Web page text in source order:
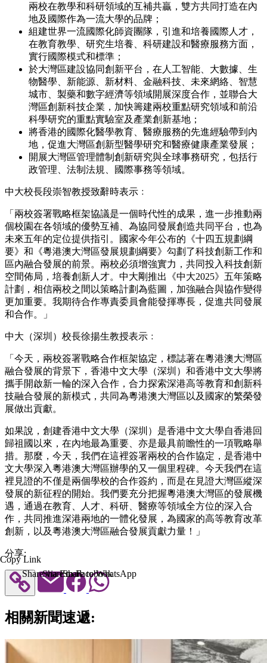
兩校在教學和科研領域的互補共贏，雙方共同打造在內
地及國際作為一流大學的品牌；
組建世界一流國際化師資團隊，引進和培養國際人才，
在教育教學、研究生培養、科研建設和醫療服務方面，
實行國際模式和標準；
於大灣區建設協同創新平台，在人工智能、大數據、生
物醫學、新能源、新材料、金融科技、未來網絡、智慧
城市、製藥和數字經濟等領域開展深度合作，並聯合大
灣區創新科技企業，加快籌建兩校重點研究領域和前沿
科學研究的重點實驗室及產業創新基地；
將香港的國際化醫學教育、醫療服務的先進經驗帶到內
地，促進大灣區創新型醫學研究和醫療健康產業發展；
開展大灣區管理體制創新研究與全球事務研究，包括行
政管理、法制法規、國際事務等領域。
中大校長段崇智教授致辭時表示﹕
「兩校簽署戰略框架協議是一個時代性的成果，進一步推動兩
個校園在各領域的優勢互補、為協同發展創造共同平台，也為
未來五年的定位提供指引。國家今年公布的《十四五規劃綱
要》和《粵港澳大灣區發展規劃綱要》勾劃了科技創新工作和
區內融合發展的前景。兩校必須增強實力，共同投入科技創新
空間佈局，培養創新人才。中大剛推出《中大2025》五年策略
計劃，相信兩校之間以策略計劃為藍圖，加強融合與協作變得
更加重要。我期待合作專責委員會能發揮專長，促進共同發展
和合作。」
中大（深圳）校長徐揚生教授表示﹕
「今天，兩校簽署戰略合作框架協定，標誌著在粵港澳大灣區
融合發展的背景下，香港中文大學（深圳）和香港中文大學將
攜手開啟新一輪的深入合作，合力探索深港高等教育和創新科
技融合發展的新模式，共同為粵港澳大灣區以及國家的繁榮發
展做出貢獻。
如果說，創建香港中文大學（深圳）是香港中文大學自香港回
歸祖國以來，在內地最為重要、亦是最具前瞻性的一項戰略舉
措。那麼，今天，我們在這裡簽署兩校的合作協定，是香港中
文大學深入粵港澳大灣區辦學的又一個里程碑。今天我們在這
裡見證的不僅是兩個學校的合作簽約，而是在見證大灣區縱深
發展的新征程的開始。我們要充分把握粵港澳大灣區的發展機
遇，通過在教育、人才、科研、醫療等領域全方位的深入合
作，共同推進深港兩地的一體化發展，為國家的高等教育改革
創新，以及粵港澳大灣區融合發展貢獻力量！」
分享:
Copy Link
Share via Email
Share to Facebook
Share to WhatsApp
相關新聞速遞: